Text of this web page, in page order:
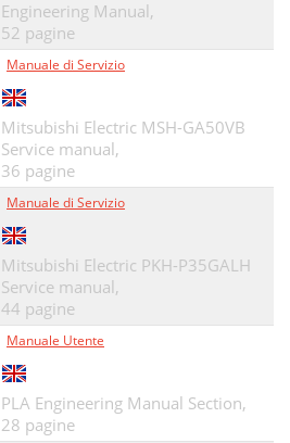
Engineering Manual,
52 pagine
Manuale di Servizio
Mitsubishi Electric MSH-GA50VB
Service manual,
36 pagine
Manuale di Servizio
Mitsubishi Electric PKH-P35GALH
Service manual,
44 pagine
Manuale Utente
PLA Engineering Manual Section,
28 pagine